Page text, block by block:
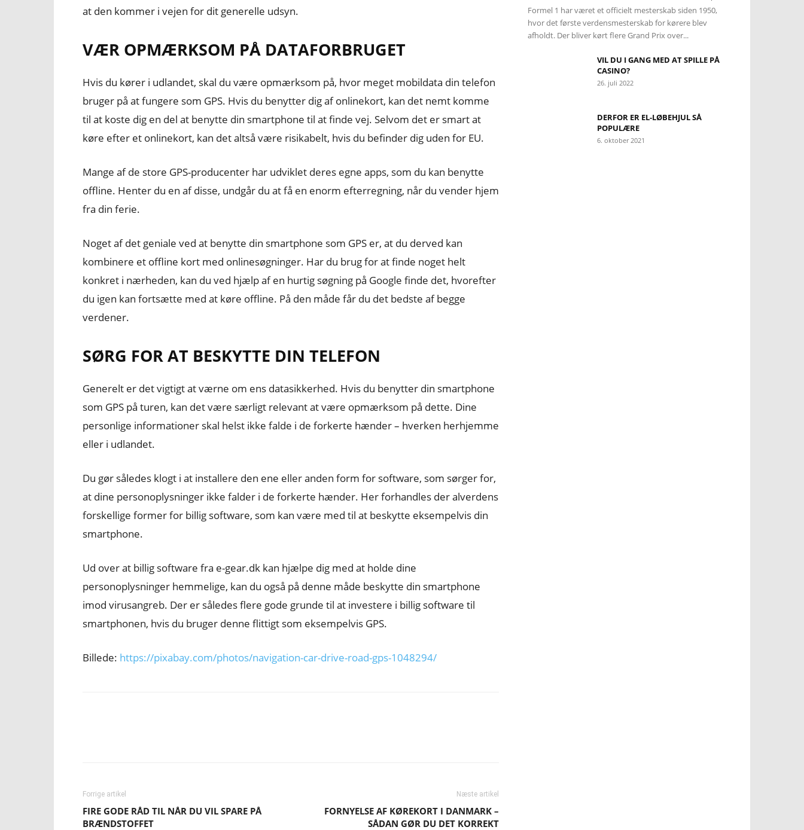
at den kommer i vejen for dit generelle udsyn.
VÆR OPMÆRKSOM PÅ DATAFORBRUGET
Hvis du kører i udlandet, skal du være opmærksom på, hvor meget mobildata din telefon
bruger på at fungere som GPS. Hvis du benytter dig af onlinekort, kan det nemt komme
til at koste dig en del at benytte din smartphone til at finde vej. Selvom det er smart at
køre efter et onlinekort, kan det altså være risikabelt, hvis du befinder dig uden for EU.
Mange af de store GPS-producenter har udviklet deres egne apps, som du kan benytte
offline. Henter du en af disse, undgår du at få en enorm efterregning, når du vender hjem
fra din ferie.
Noget af det geniale ved at benytte din smartphone som GPS er, at du derved kan
kombinere et offline kort med onlinesøgninger. Har du brug for at finde noget helt
konkret i nærheden, kan du ved hjælp af en hurtig søgning på Google finde det, hvorefter
du igen kan fortsætte med at køre offline. På den måde får du det bedste af begge
verdener.
SØRG FOR AT BESKYTTE DIN TELEFON
Generelt er det vigtigt at værne om ens datasikkerhed. Hvis du benytter din smartphone
som GPS på turen, kan det være særligt relevant at være opmærksom på dette. Dine
personlige informationer skal helst ikke falde i de forkerte hænder – hverken herhjemme
eller i udlandet.
Du gør således klogt i at installere den ene eller anden form for software, som sørger for,
at dine personoplysninger ikke falder i de forkerte hænder. Her forhandles der alverdens
forskellige former for billig software, som kan være med til at beskytte eksempelvis din
smartphone.
Ud over at billig software fra e-gear.dk kan hjælpe dig med at holde dine
personoplysninger hemmelige, kan du også på denne måde beskytte din smartphone
imod virusangreb. Der er således flere gode grunde til at investere i billig software til
smartphonen, hvis du bruger denne flittigt som eksempelvis GPS.
Billede: https://pixabay.com/photos/navigation-car-drive-road-gps-1048294/
Forrige artikel
FIRE GODE RÅD TIL NÅR DU VIL SPARE PÅ
BRÆNDSTOFFET
Næste artikel
FORNYELSE AF KØREKORT I DANMARK –
SÅDAN GØR DU DET KORREKT
Formel 1 har været et officielt mesterskab siden 1950,
hvor det første verdensmesterskab for kørere blev
afholdt. Der bliver kørt flere Grand Prix over...
VIL DU I GANG MED AT SPILLE PÅ
CASINO?
26. juli 2022
DERFOR ER EL-LØBEHJUL SÅ
POPULÆRE
6. oktober 2021